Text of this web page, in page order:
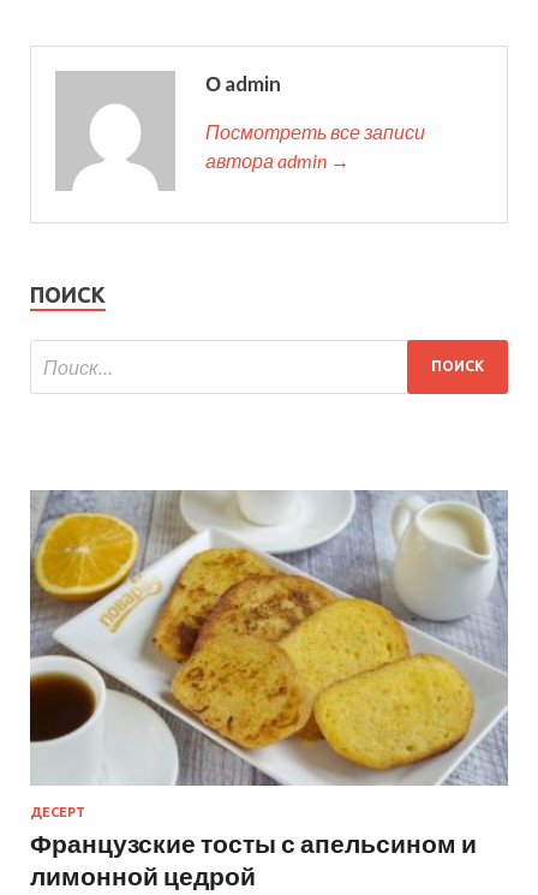
О admin
Посмотреть все записи
автора admin →
ПОИСК
ДЕСЕРТ
Французские тосты с апельсином и
лимонной цедрой